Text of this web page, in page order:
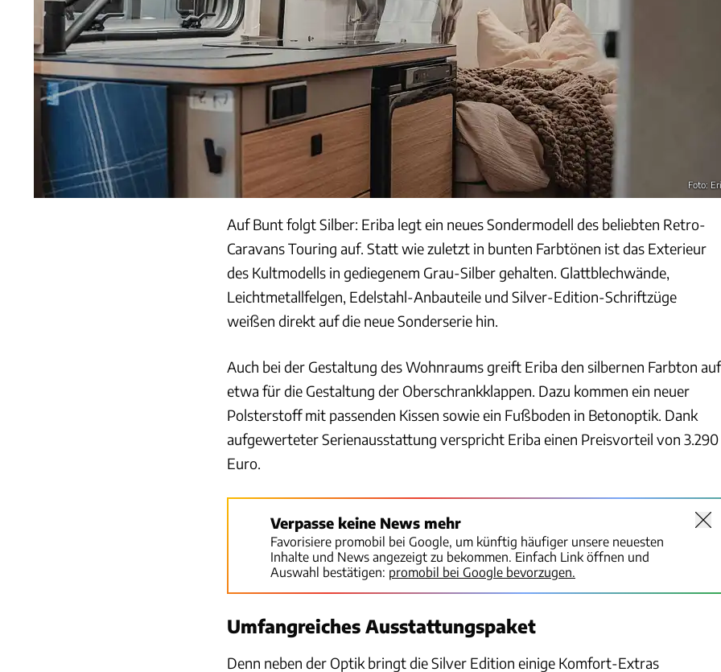
Foto:
Auf Bunt folgt Silber: Eriba legt ein neues Sondermodell des beliebten Retro-
Caravans Touring auf. Statt wie zuletzt in bunten Farbtönen ist das Exterieur
des Kultmodells in gediegenem Grau-Silber gehalten. Glattblechwände,
Leichtmetallfelgen, Edelstahl-Anbauteile und Silver-Edition-Schriftzüge
weißen direkt auf die neue Sonderserie hin.
Auch bei der Gestaltung des Wohnraums greift Eriba den silbernen Farbton
etwa für die Gestaltung der Oberschrankklappen. Dazu kommen ein neuer
Polsterstoff mit passenden Kissen sowie ein Fußboden in Betonoptik. Dank
aufgewerteter Serienausstattung verspricht Eriba einen Preisvorteil von 3.290
Euro.
Verpasse keine News mehr
Favorisiere promobil bei Google, um künftig häufiger unsere neuesten
Inhalte und News angezeigt zu bekommen. Einfach Link öffnen und
Auswahl bestätigen: promobil bei Google bevorzugen.
Umfangreiches Ausstattungspaket
Denn neben der Optik bringt die Silver Edition einige Komfort-Extras